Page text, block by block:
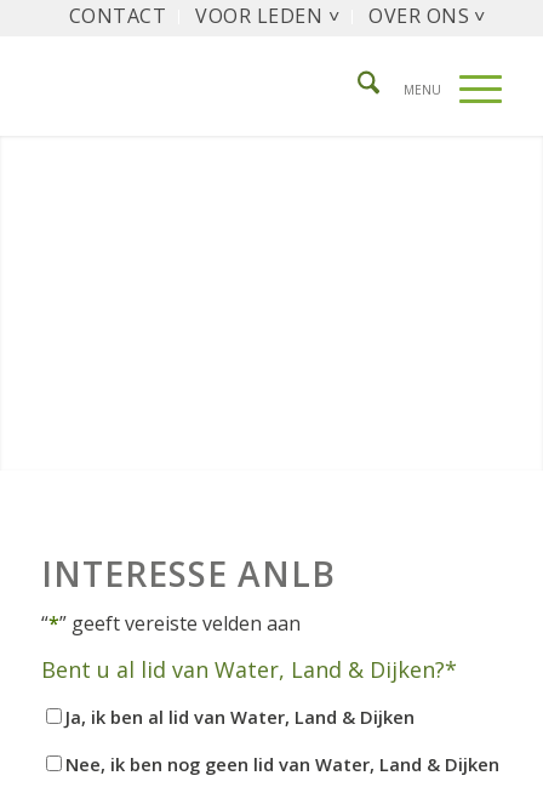
CONTACT VOOR LEDEN ˅ OVER ONS ˅
INTERESSE ANLB
“*” geeft vereiste velden aan
Bent u al lid van Water, Land & Dijken?*
Ja, ik ben al lid van Water, Land & Dijken
Nee, ik ben nog geen lid van Water, Land & Dijken